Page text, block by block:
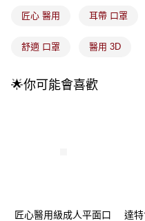
1.本服務係由「台灣大哥大股份有
用戶於交易時，得透過本服務購
2.基於同意付款使用「大哥付你分
資料（包含姓名、電話或地址）提
每筆NT$100，滿NT$899(含
付款後7-11取貨
宅配
匠心 醫用 耳帶 口罩
舒適 口罩 醫用 3D
🌟你可能會喜歡
匠心醫用級成人平面口
達